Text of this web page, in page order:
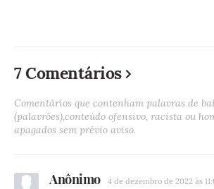
7 Comentários
Comentários que contenham palavras de
(palavrões),conteúdo ofensivo, racista ou
apagados sem prévio aviso.
Anônimo 4 de dezembro de 2022 às